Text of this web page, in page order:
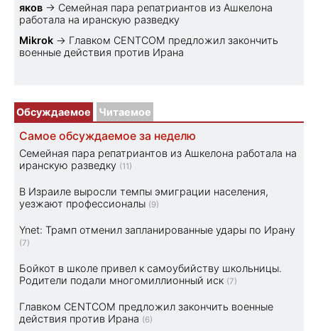
яков → Семейная пара репатриантов из Ашкелона
работала на иранскую разведку
Mikrok → Главком CENTCOM предложил закончить
военные действия против Ирана
Обсуждаемое Читаемое
Самое обсуждаемое за неделю
Семейная пара репатриантов из Ашкелона работала на
иранскую разведку (11)
В Израиле выросли темпы эмиграции населения,
уезжают профессионалы (9)
Ynet: Трамп отменил запланированные удары по Ирану
(7)
Бойкот в школе привел к самоубийству школьницы.
Родители подали многомиллионный иск (7)
Главком CENTCOM предложил закончить военные
действия против Ирана (6)